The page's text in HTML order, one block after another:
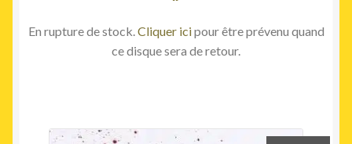
En rupture de stock. Cliquer icipour être prévenu quand
ce disque sera de retour.